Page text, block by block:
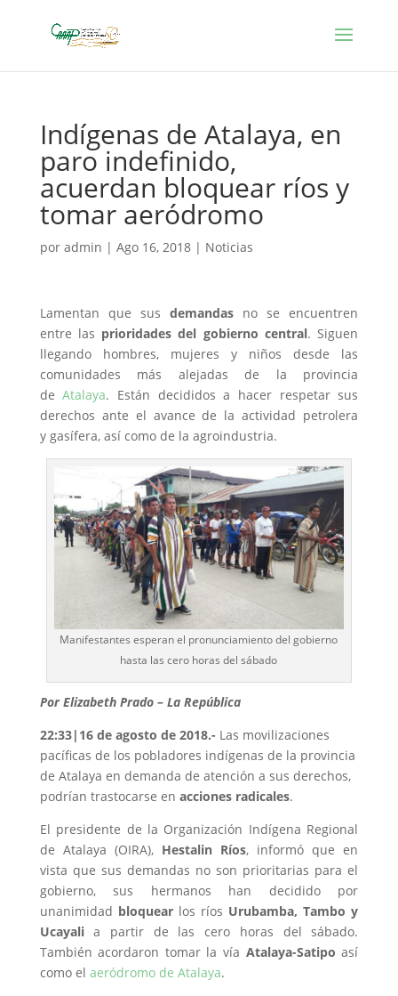
Indígenas de Atalaya, en
paro indefinido,
acuerdan bloquear ríos y
tomar aeródromo
por admin | Ago 16, 2018| Noticias
Lamentan que sus demandas no se encuentren
entre las prioridades del gobierno central. Siguen
llegando hombres, mujeres y niños desde las
comunidades más alejadas de la provincia
deAtalaya. Están decididos a hacer respetar sus
derechos ante el avance de la actividad petrolera
y gasífera, así como de la agroindustria.
Manifestantes esperan el pronunciamiento del gobierno
hasta las cero horas del sábado
Por Elizabeth Prado – La República
22:33|16 de agosto de 2018.- Las movilizaciones
pacíficas de los pobladores indígenas de la provincia
de Atalaya en demanda de atención a sus derechos,
podrían trastocarse en acciones radicales.
El presidente de la Organización Indígena Regional
de Atalaya (OIRA), Hestalin Ríos, informó que en
vista que sus demandas no son prioritarias para el
gobierno, sus hermanos han decidido por
unanimidad bloquearlos ríos Urubamba, Tambo y
Ucayalia partir de las cero horas del sábado.
También acordaron tomar la vía Atalaya-Satipo así
como el aeródromo de Atalaya.